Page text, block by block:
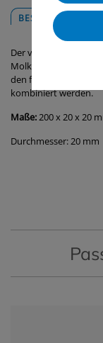
BESCHREIBUNG
Der vielseitige
Molkereien,
den flexiblen Stielen
kombiniert werden.
Maße:200 x 20 x 20
Durchmesser: 20 mm